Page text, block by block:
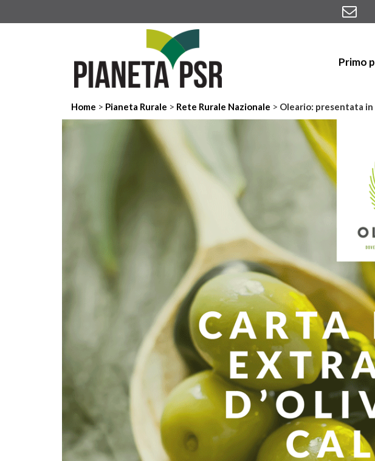
Primo
Home > Pianeta Rurale > Rete Rurale Nazionale > Oleario: presentata